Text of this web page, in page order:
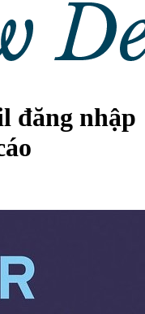
đăng nhập